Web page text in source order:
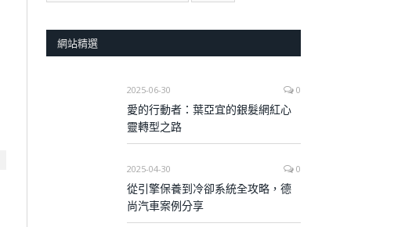
網站精選
2025-06-30 0
愛的行動者：葉亞宜的銀髮網紅心
靈轉型之路
2025-04-30 0
從引擎保養到冷卻系統全攻略，德
尚汽車案例分享